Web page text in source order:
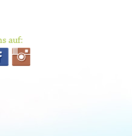
auf: